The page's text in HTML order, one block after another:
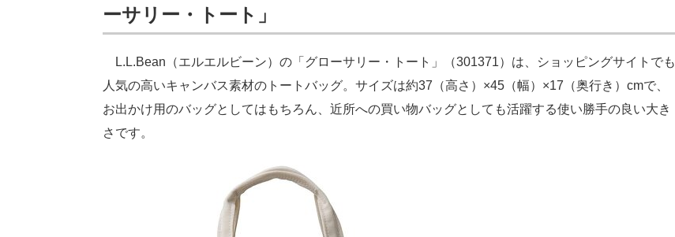
ーサリー・トート」
L.L.Bean（エルエルビーン）の「グローサリー・トート」（301371）は、ショッピングサイトでも
人気の高いキャンバス素材のトートバッグ。サイズは約37（高さ）×45（幅）×17（奥行き）cmで、
お出かけ用のバッグとしてはもちろん、近所への買い物バッグとしても活躍する使い勝手の良い大き
さです。